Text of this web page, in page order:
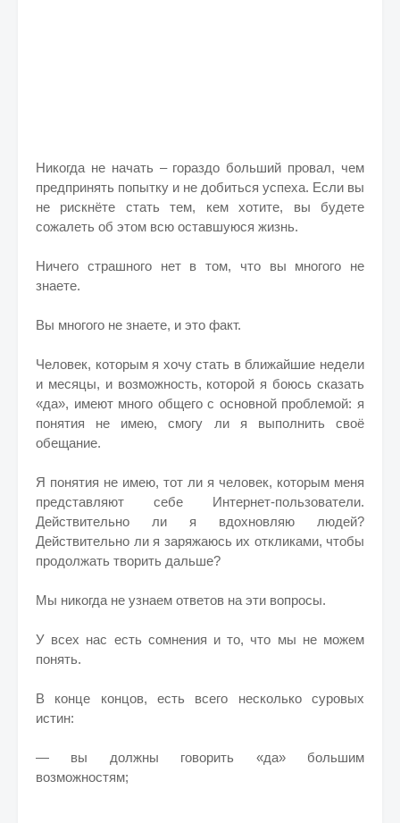
Никогда не начать – гораздо больший провал, чем
предпринять попытку и не добиться успеха. Если вы
не рискнёте стать тем, кем хотите, вы будете
сожалеть об этом всю оставшуюся жизнь.
Ничего страшного нет в том, что вы многого не
знаете.
Вы многого не знаете, и это факт.
Человек, которым я хочу стать в ближайшие недели
и месяцы, и возможность, которой я боюсь сказать
«да», имеют много общего с основной проблемой: я
понятия не имею, смогу ли я выполнить своё
обещание.
Я понятия не имею, тот ли я человек, которым меня
представляют себе Интернет-пользователи.
Действительно ли я вдохновляю людей?
Действительно ли я заряжаюсь их откликами, чтобы
продолжать творить дальше?
Мы никогда не узнаем ответов на эти вопросы.
У всех нас есть сомнения и то, что мы не можем
понять.
В конце концов, есть всего несколько суровых
истин:
— вы должны говорить «да» большим
возможностям;